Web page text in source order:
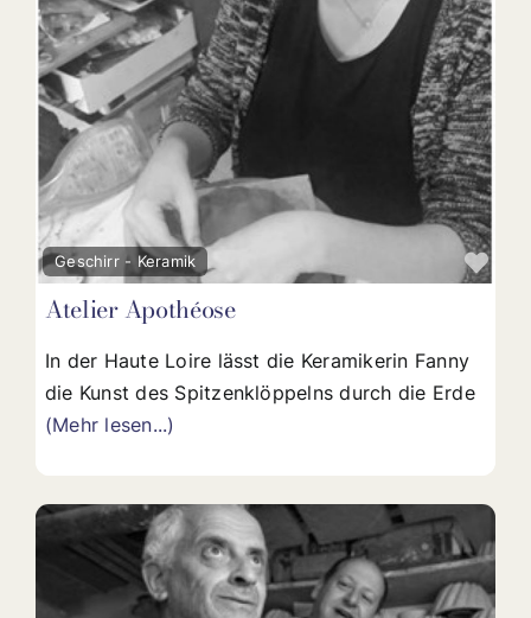
Geschirr - Keramik
Atelier Apothéose
In der Haute Loire lässt die Keramikerin Fanny
die Kunst des Spitzenklöppelns durch die Erde
(Mehr lesen...)